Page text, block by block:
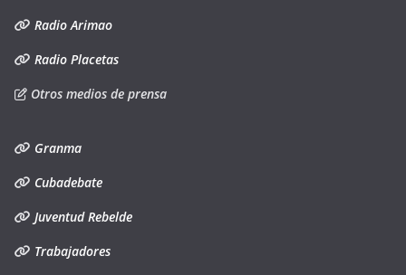
Radio Arimao
Radio Placetas
Otros medios de prensa
Granma
Cubadebate
Juventud Rebelde
Trabajadores